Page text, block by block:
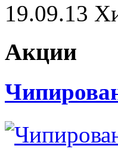
19.09.13
Акции